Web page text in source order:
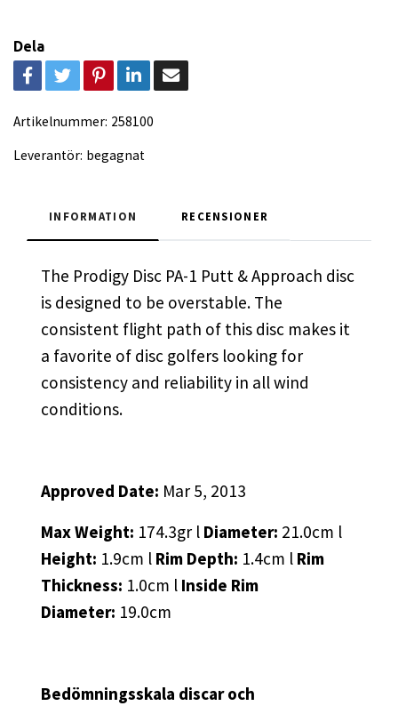
Dela
Artikelnummer: 258100
Leverantör: begagnat
INFORMATION RECENSIONER
The Prodigy Disc PA-1 Putt & Approach disc
is designed to be overstable. The
consistent flight path of this disc makes it
a favorite of disc golfers looking for
consistency and reliability in all wind
conditions.
Approved Date: Mar 5, 2013
Max Weight: 174.3gr l Diameter: 21.0cm l
Height: 1.9cm l Rim Depth: 1.4cm l Rim
Thickness: 1.0cm l Inside Rim
Diameter: 19.0cm
Bedömningsskala discar och